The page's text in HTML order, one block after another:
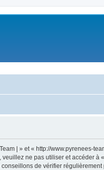
| » et « http://www.pyrenees-
ne pas utiliser et accéder à
de vérifier